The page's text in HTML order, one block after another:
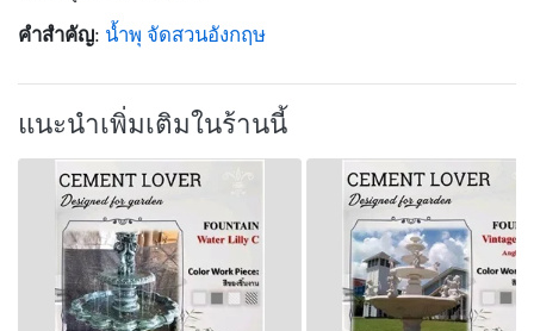
คำสำคัญ: น้ำพุ จัดสวนอังกฤษ
แนะนำเพิ่มเติมในร้านนี้